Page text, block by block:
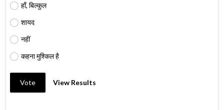
हाँ, बिल्कुल
शायद
नहीं
कहना मुश्किल है
Vote View Results